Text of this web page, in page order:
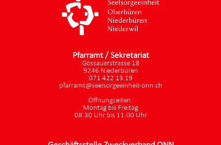
Pfarramt / Sekretariat
Gossauerstrasse 18
9246 Niederbüren
071 422 13 19
pfarramt@seelsorgeeinheit-onn.ch
Öffnungzeiten:
Montag bis Freitag
08.30 Uhr bis 11.00 Uhr